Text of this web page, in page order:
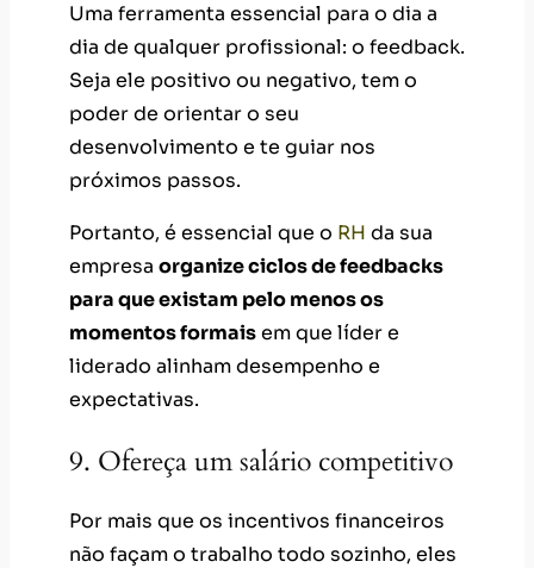
Uma ferramenta essencial para o dia a
dia de qualquer profissional: o feedback.
Seja ele positivo ou negativo, tem o
poder de orientar o seu
desenvolvimento e te guiar nos
próximos passos.
Portanto, é essencial que o RH da sua
empresa organize ciclos de feedbacks
para que existam pelo menos os
momentos formaisem que líder e
liderado alinham desempenho e
expectativas.
9. Ofereça um salário competitivo
Por mais que os incentivos financeiros
não façam o trabalho todo sozinho, eles